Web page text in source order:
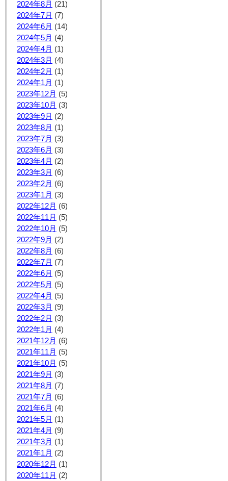
2024年8月 (21)
2024年7月 (7)
2024年6月 (14)
2024年5月 (4)
2024年4月 (1)
2024年3月 (4)
2024年2月 (1)
2024年1月 (1)
2023年12月 (5)
2023年10月 (3)
2023年9月 (2)
2023年8月 (1)
2023年7月 (3)
2023年6月 (3)
2023年4月 (2)
2023年3月 (6)
2023年2月 (6)
2023年1月 (3)
2022年12月 (6)
2022年11月 (5)
2022年10月 (5)
2022年9月 (2)
2022年8月 (6)
2022年7月 (7)
2022年6月 (5)
2022年5月 (5)
2022年4月 (5)
2022年3月 (9)
2022年2月 (3)
2022年1月 (4)
2021年12月 (6)
2021年11月 (5)
2021年10月 (5)
2021年9月 (3)
2021年8月 (7)
2021年7月 (6)
2021年6月 (4)
2021年5月 (1)
2021年4月 (9)
2021年3月 (1)
2021年1月 (2)
2020年12月 (1)
2020年11月 (2)